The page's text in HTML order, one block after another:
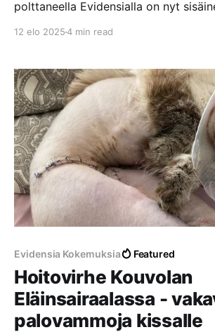
polttaneella Evidensialla on nyt
Radion P3 Nyheter
Dokumentissa nämä henkilöt
Evidensian keskittyminen voittojen
vaikuttaa negatiivisesti hoidon
jätetään makaamaan omaan
12 elo 20254 min read
Evidensia Kokemuksia Featured
Hoitovirhe Kouvolan
Eläinsairaalassa -
palovammoja kissalle